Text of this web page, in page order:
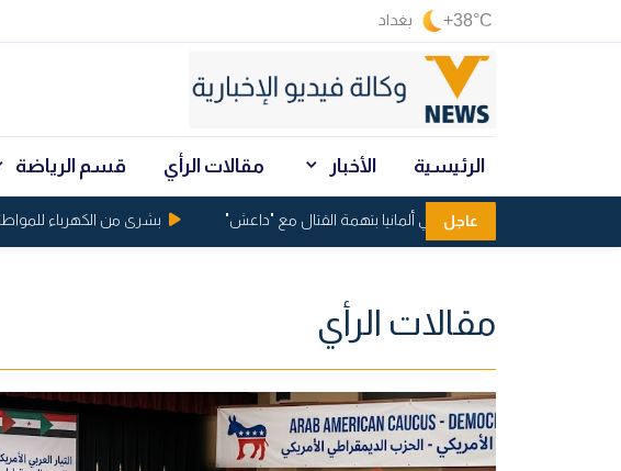
+38°C بغداد
الرئيسية الأخبار مقالات الرأي قسم الرياضة
عاجل
اعتقال عراقيين في ألمانيا بتهمة القتال مع "داعش" بشرى من الكهرباء للمواطنين
مقالات الرأي